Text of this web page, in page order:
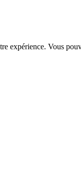
expérience. Vous